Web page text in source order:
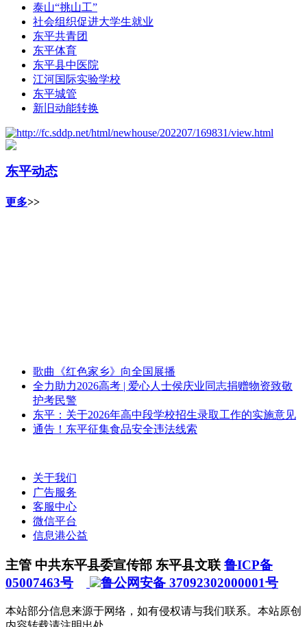
泰山“挑山工”
社会组织促进大学生就业
东平共青团
东平体育
东平县中医院
江河国际实验学校
东平城管
新旧动能转换
东平动态
更多>>
歌曲《红色家乡》向全国展播
全力助力2026高考 | 爱心人士侯庆业同志捐赠物资致敬
护考民警
东平：关于2026年高中段学校招生录取工作的实施意见
通告！东平征集食品安全违法线索
关于我们
广告服务
客服中心
微信平台
信息港公益
主管 中共东平县委宣传部 东平县文联 鲁ICP备
05007463号
鲁公网安备 37092302000001号
本站部分信息来源于网络，如有侵权请与我们联系。本站原创